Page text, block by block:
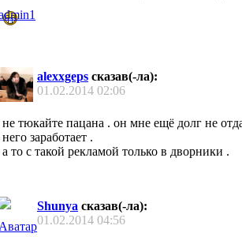
alexxgeps сказав(-ла):
01.02.2014 02:06
не тюкайте пацана . он мне ещё долг не
него заработает .
а то с такой рекламой только в дворники .
Shunya сказав(-ла):
01.02.2014 04:56